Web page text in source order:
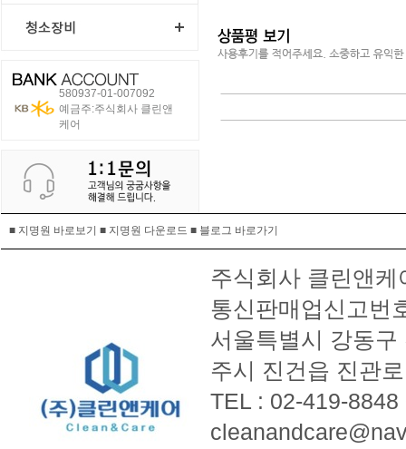
580937-01-007092
예금주:주식회사 클린앤
케어
■ 지명원 바로보기 ■ 지명원 다운로드 ■ 블로그 바로가기
주식회사 클린앤
통신판매업신고번
서울특별시 강동
주시 진건읍 진관
TEL : 02-419-